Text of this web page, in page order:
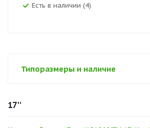
Есть в наличии (4)
Типоразмеры и наличие
17''